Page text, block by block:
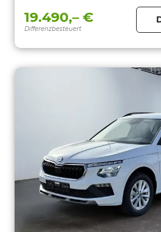
19.490,– €
Differenzbesteuert